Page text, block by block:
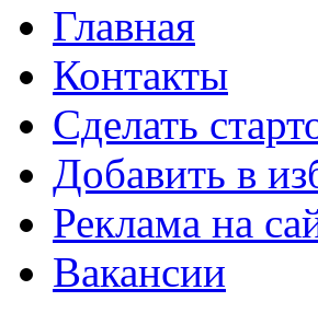
Главная
Контакты
Сделать
Добавить в
Реклама на
Вакансии